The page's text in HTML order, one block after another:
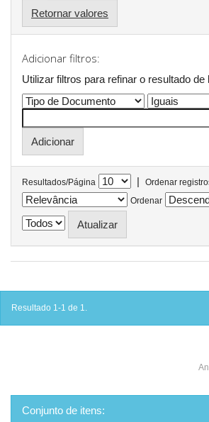
Retornar valores
Adicionar filtros:
Utilizar filtros para refinar o resultado de
Resultados/Página |
Ordenar
Ordenar
Resultado 1-1 de 1.
Conjunto de itens: